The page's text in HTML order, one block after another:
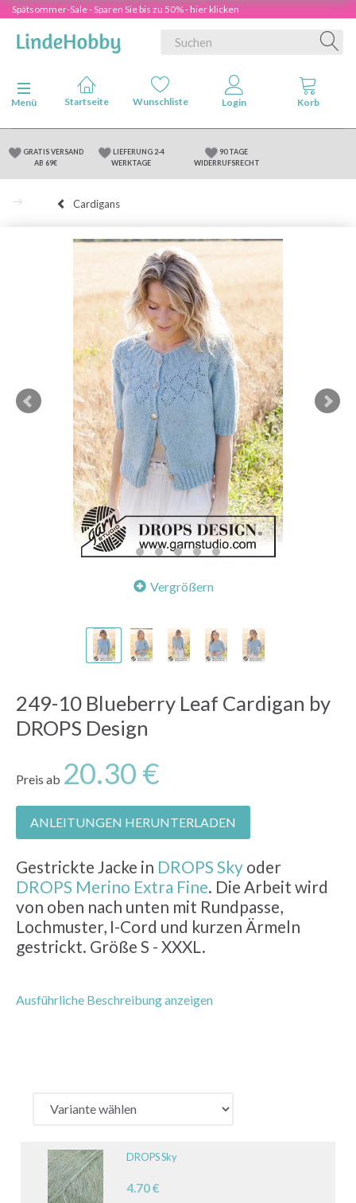
Spätsommer-Sale - Sparen Sie bis zu 50% - hier klicken
Anzeige ändern
Menü
GRATIS VERSAND
AB 69€
LIEFERUNG 2-4
WERKTAGE
90 TAGE
WIDERRUFSRECHT
Cardigans
Vergrößern
249-10 Blueberry Leaf Cardigan by
DROPS Design
Preis ab 20.30 €
ANLEITUNGEN HERUNTERLADEN
Gestrickte Jacke in DROPS Sky oder
DROPS Merino Extra Fine. Die Arbeit wird
von oben nach unten mit Rundpasse,
Lochmuster, I-Cord und kurzen Ärmeln
gestrickt. Größe S - XXXL.
Ausführliche Beschreibung anzeigen
DROPS Sky
4.70 €